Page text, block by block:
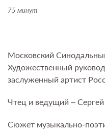
75 минут
Московский
Художественный
заслуженный артист
Чтец и ведущий – Сергей
Сюжет музыкально-